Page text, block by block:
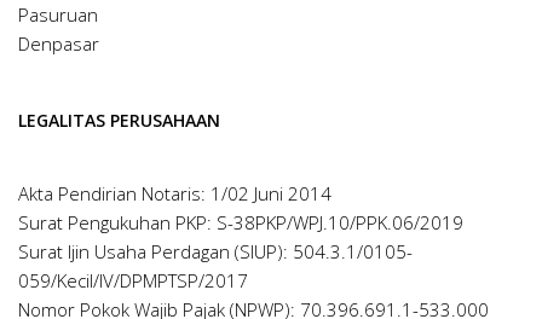
Pasuruan
Denpasar
LEGALITAS PERUSAHAAN
Akta Pendirian Notaris: 1/02 Juni 2014
Surat Pengukuhan PKP: S-38PKP/WPJ.10/PPK.06/2019
Surat Ijin Usaha Perdagan (SIUP): 504.3.1/0105-
059/Kecil/IV/DPMPTSP/2017
Nomor Pokok Wajib Pajak (NPWP): 70.396.691.1-533.000